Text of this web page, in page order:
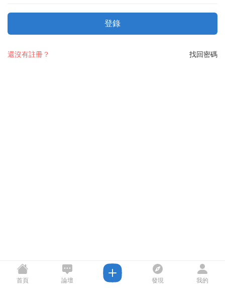
登錄
找回密碼
還沒有註冊？
首頁 論壇 發現 我的